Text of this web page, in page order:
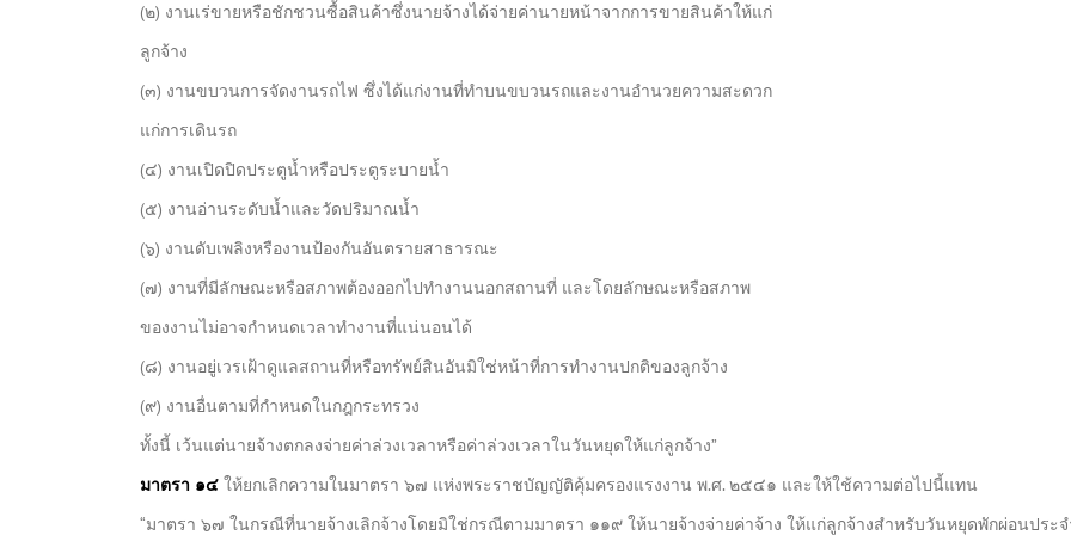
(๒) งานเร่ขายหรือชักชวนซื้อสินค้าซึ่งนายจ้างได้จ่ายค่านายหน้าจากการขายสินค้าให้แก่
ลูกจ้าง
(๓) งานขบวนการจัดงานรถไฟ ซึ่งได้แก่งานที่ทำบนขบวนรถและงานอำนวยความสะดวก
แก่การเดินรถ
(๔) งานเปิดปิดประตูน้ำหรือประตูระบายน้ำ
(๕) งานอ่านระดับน้ำและวัดปริมาณน้ำ
(๖) งานดับเพลิงหรืองานป้องกันอันตรายสาธารณะ
(๗) งานที่มีลักษณะหรือสภาพต้องออกไปทำงานนอกสถานที่ และโดยลักษณะหรือสภาพ
ของงานไม่อาจกำหนดเวลาทำงานที่แน่นอนได้
(๘) งานอยู่เวรเฝ้าดูแลสถานที่หรือทรัพย์สินอันมิใช่หน้าที่การทำงานปกติของลูกจ้าง
(๙) งานอื่นตามที่กำหนดในกฎกระทรวง
ทั้งนี้ เว้นแต่นายจ้างตกลงจ่ายค่าล่วงเวลาหรือค่าล่วงเวลาในวันหยุดให้แก่ลูกจ้าง”
มาตรา ๑๔ ให้ยกเลิกความในมาตรา ๖๗ แห่งพระราชบัญญัติคุ้มครองแรงงาน พ.ศ. ๒๕๔๑ และให้ใช้ความต่อไปนี้แทน
“มาตรา ๖๗ ในกรณีที่นายจ้างเลิกจ้างโดยมิใช่กรณีตามมาตรา ๑๑๙ ให้นายจ้างจ่ายค่าจ้าง ให้แก่ลูกจ้างสำหรับวันหยุดพักผ่อนปร